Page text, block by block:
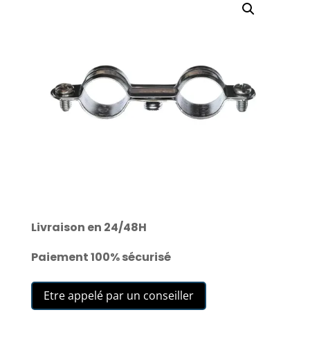
Livraison en 24/48H
Paiement 100% sécurisé
Etre appelé par un conseiller